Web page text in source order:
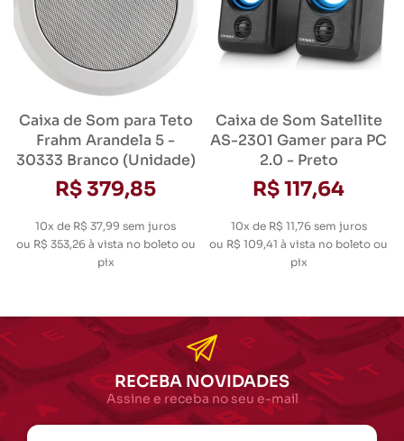
Caixa de Som para Teto
Frahm Arandela 5 -
30333 Branco (Unidade)
R$ 379,85
10x de R$ 37,99 sem juros
ou R$ 353,26à vista no boleto ou
pix
Caixa de Som Satellite
AS-2301 Gamer para PC
2.0 - Preto
R$ 117,64
10x de R$ 11,76 sem juros
ou R$ 109,41 à vista no boleto ou
pix
RECEBA NOVIDADES
Assine e receba no seu e-mail